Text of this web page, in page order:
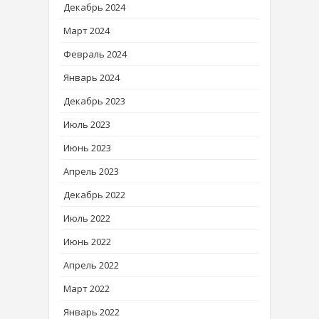
Декабрь 2024
Март 2024
Февраль 2024
Январь 2024
Декабрь 2023
Июль 2023
Июнь 2023
Апрель 2023
Декабрь 2022
Июль 2022
Июнь 2022
Апрель 2022
Март 2022
Январь 2022